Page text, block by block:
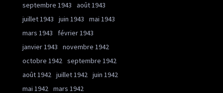
septembre 1943
août 1943
juillet 1943
juin 1943
mai 1943
mars 1943
février 1943
janvier 1943
novembre 1942
octobre 1942 septembre 1942
août 1942 juillet 1942 juin 1942
mai 1942 mars 1942